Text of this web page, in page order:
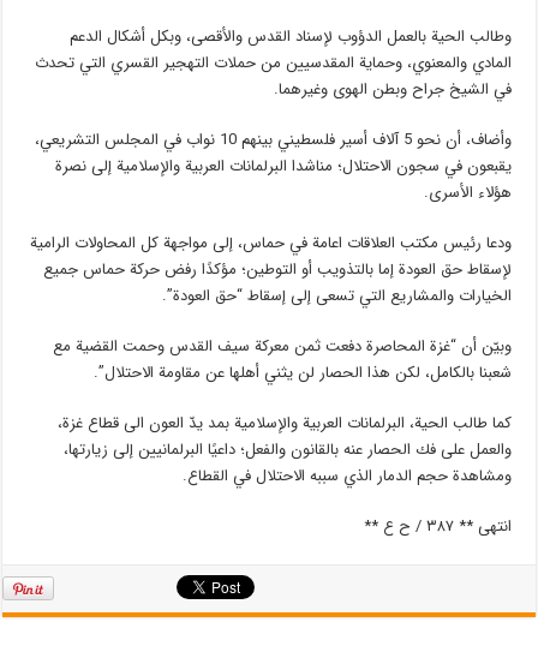
وطالب الحية بالعمل الدؤوب لإسناد القدس والأقصى، وبكل أشكال الدعم
المادي والمعنوي، وحماية المقدسيين من حملات التهجير القسري التي تحدث
في الشيخ جراح وبطن الهوى وغيرهما.
وأضاف، أن نحو 5 آلاف أسير فلسطيني بينهم 10 نواب في المجلس التشريعي،
يقبعون في سجون الاحتلال؛ مناشدا البرلمانات العربية والإسلامية إلى نصرة
هؤلاء الأسرى.
ودعا رئيس مكتب العلاقات اعامة في حماس، إلى مواجهة كل المحاولات الرامية
لإسقاط حق العودة إما بالتذويب أو التوطين؛ مؤكدًا رفض حركة حماس جميع
الخيارات والمشاريع التي تسعى إلى إسقاط “حق العودة”.
وبيّن أن “غزة المحاصرة دفعت ثمن معركة سيف القدس وحمت القضية مع
شعبنا بالكامل، لكن هذا الحصار لن يثني أهلها عن مقاومة الاحتلال”.
كما طالب الحية، البرلمانات العربية والإسلامية بمد يدّ العون الى قطاع غزة،
والعمل على فك الحصار عنه بالقانون والفعل؛ داعيًا البرلمانيين إلى زيارتها،
ومشاهدة حجم الدمار الذي سببه الاحتلال في القطاع.
انتهى ** ٣٨٧ / ح ع **